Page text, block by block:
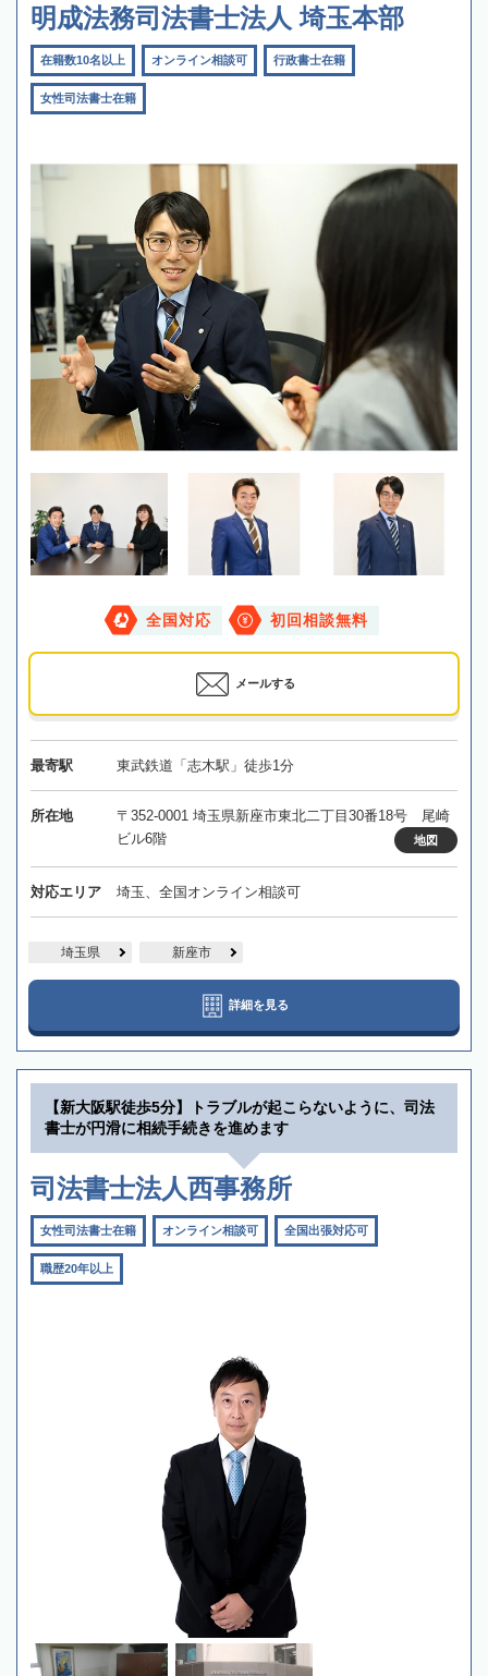
明成法務司法書士法人 埼玉本部
在籍数10名以上 オンライン相談可 行政書士在籍
女性司法書士在籍
全国対応 初回相談無料
メールする
最寄駅 東武鉄道「志木駅」徒歩1分
所在地
〒352-0001 埼玉県新座市東北二丁目30番18号 尾崎
ビル6階
地図
対応エリア 埼玉、全国オンライン相談可
埼玉県 新座市
詳細を見る
【新大阪駅徒歩5分】トラブルが起こらないように、司法
書士が円滑に相続手続きを進めます
司法書士法人西事務所
女性司法書士在籍 オンライン相談可 全国出張対応可
職歴20年以上